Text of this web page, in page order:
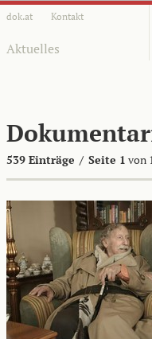
dok.at Kontakt
Aktuelles
539 Einträge / Seite 1 von